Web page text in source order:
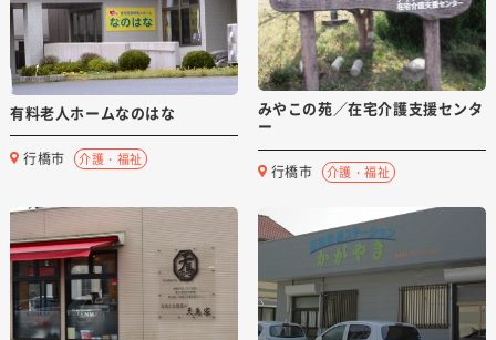
有料老人ホームなのはな
行橋市 介護・福祉
みやこの苑／在宅介護支援センタ
ー
行橋市 介護・福祉